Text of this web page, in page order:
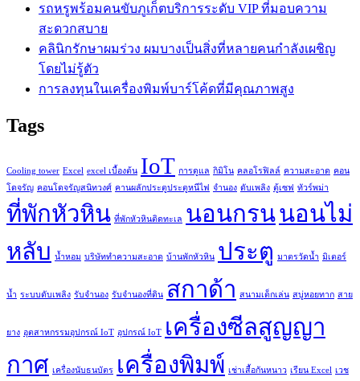
รถหรูพร้อมคนขับภูเก็ตบริการระดับ VIP ที่มอบความ
สะดวกสบาย
คลินิกรักษาผมร่วง ผมบางเป็นสิ่งที่หลายคนกำลังเผชิญ
โดยไม่รู้ตัว
การลงทุนในเครื่องพิมพ์บาร์โค้ดที่มีคุณภาพสูง
Tags
Cooling tower Excel excel เบื้องต้น IoT การดูแล กิมิโน คลอโรฟิลล์ ความสะอาด คอน
โดจรัญ คอนโดจรัญสนิทวงศ์ คานผลักประตูประตูหนีไฟ จำนอง ดับเพลิง ตู้เซฟ ทัวร์พม่า
ที่พักหัวหิน ที่พักหัวหินติดทะเล นอนกรนนอนไม่
หลับ น้ำหอม บริษัททำความสะอาด บ้านพักหัวหิน ประตู มาตรวัดน้ำ มิเตอร์
น้ำ ระบบดับเพลิง รับจำนอง รับจำนองที่ดิน สกาด้า สนามเด็กเล่น สบู่หอยทาก สาย
ยาง อุตสาหกรรมอุปกรณ์ IoT อุปกรณ์ IoT เครื่องซีลสูญญา
กาศ เครื่องนับธนบัตร เครื่องพิมพ์ เช่าเสื้อกันหนาว เรียน Excel เวช